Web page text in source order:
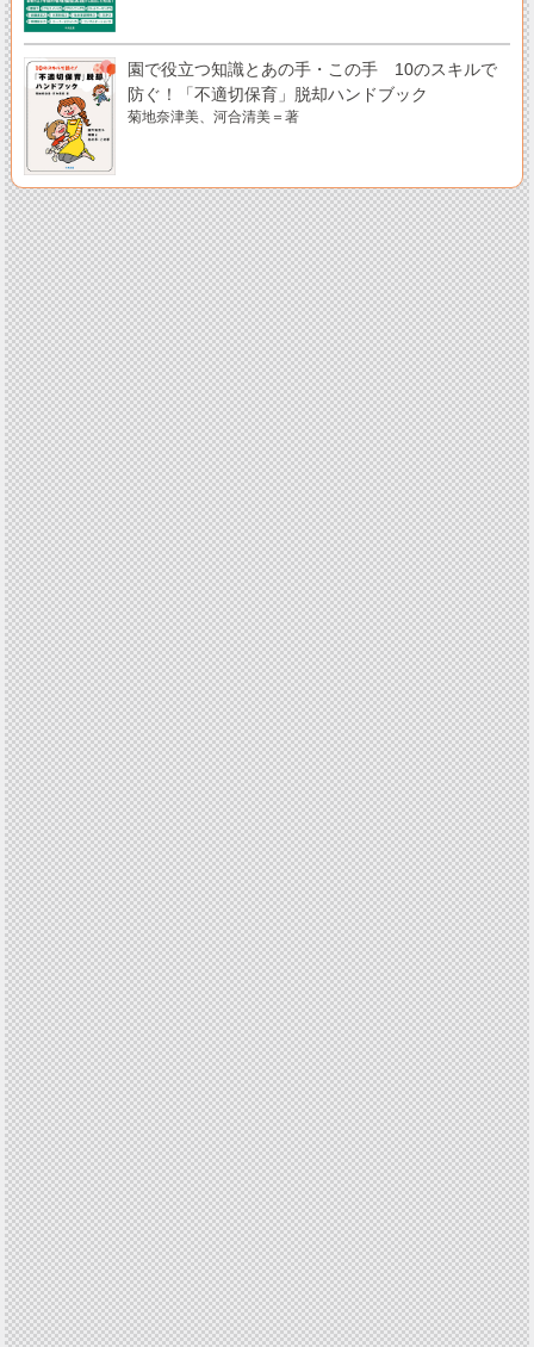
園で役立つ知識とあの手・この手 10のスキルで
防ぐ！「不適切保育」脱却ハンドブック
菊地奈津美、河合清美＝著